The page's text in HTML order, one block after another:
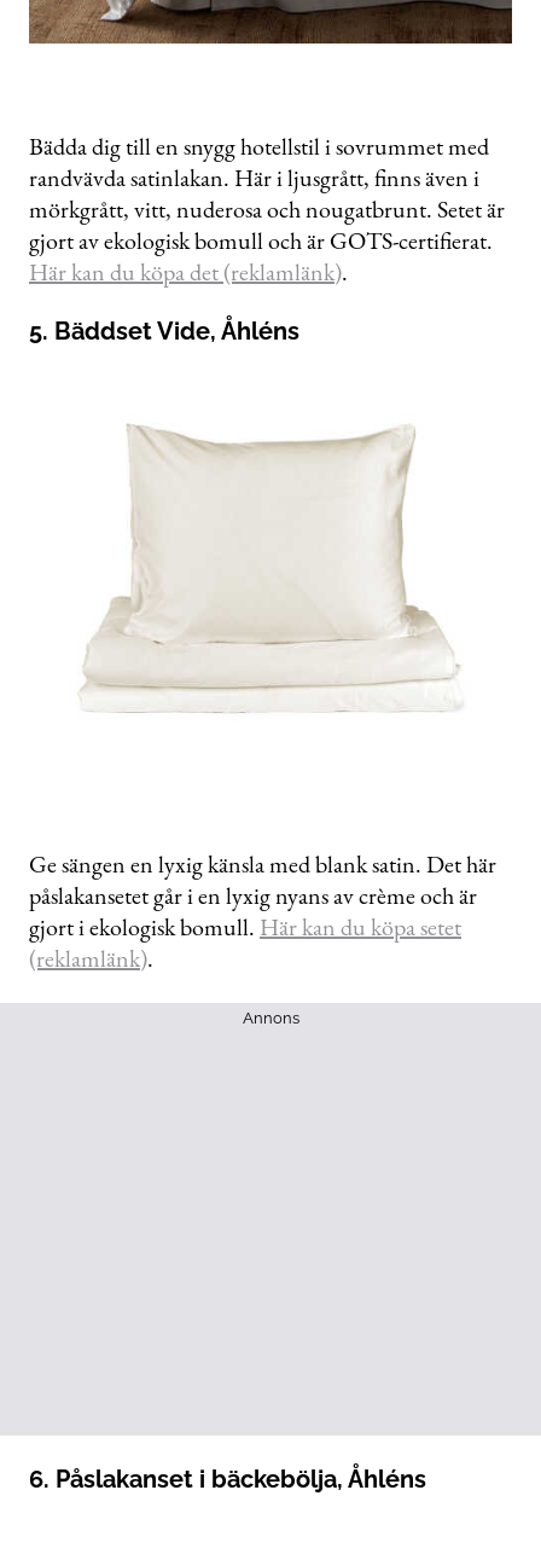
Bädda dig till en snygg hotellstil i sovrummet med
randvävda satinlakan. Här i ljusgrått, finns även i
mörkgrått, vitt, nuderosa och nougatbrunt. Setet är
gjort av ekologisk bomull och är GOTS-certifierat.
Här kan du köpa det (reklamlänk).
5. Bäddset Vide, Åhléns
Ge sängen en lyxig känsla med blank satin. Det här
påslakansetet går i en lyxig nyans av crème och är
gjort i ekologisk bomull. Här kan du köpa setet
(reklamlänk).
Annons
6. Påslakanset i bäckebölja, Åhléns